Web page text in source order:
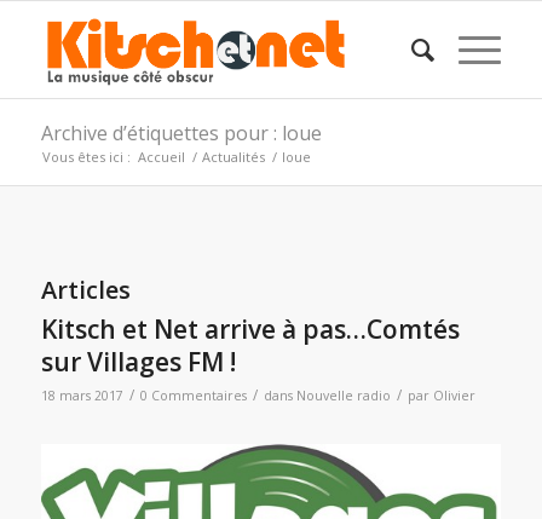
Archive d’étiquettes pour : loue
Vous êtes ici : Accueil / Actualités / loue
Articles
Kitsch et Net arrive à pas…Comtés
sur Villages FM !
18 mars 2017 / 0 Commentaires / dans Nouvelle radio / par Olivier